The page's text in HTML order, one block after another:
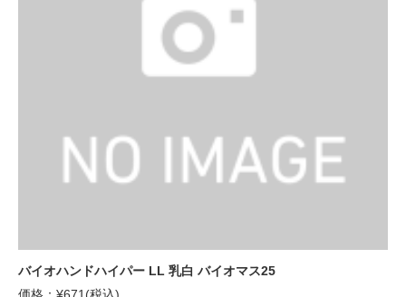
バイオハンドハイパー LL 乳白 バイオマス25